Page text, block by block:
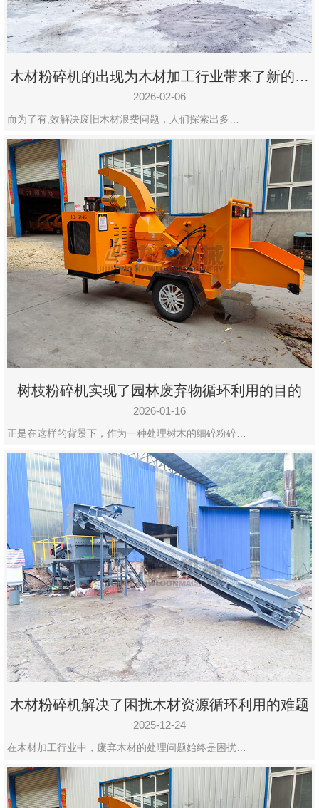
木材粉碎机的出现为木材加工行业带来了新的变
化
2026-02-06
而为了有,效解决废旧木材浪费问题，人们探索出多…
树枝粉碎机实现了园林废弃物循环利用的目的
2026-01-16
正是在这样的背景下，作为一种处理树木的细碎粉碎…
木材粉碎机解决了困扰木材资源循环利用的难题
2025-12-24
在木材加工行业中，废弃木材的处理问题始终是困扰…